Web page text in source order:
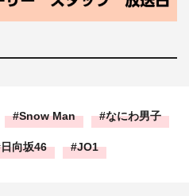
Snow Man なにわ男子
日向坂46 JO1